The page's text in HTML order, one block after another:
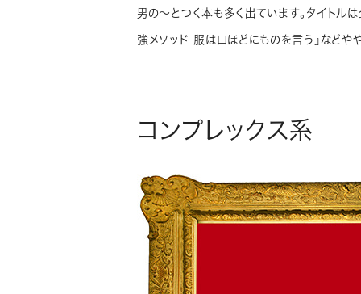
男の～とつく本も多く出ています。タイトル
強メソッド 服は口ほどにものを言う』などや
コンプレックス系